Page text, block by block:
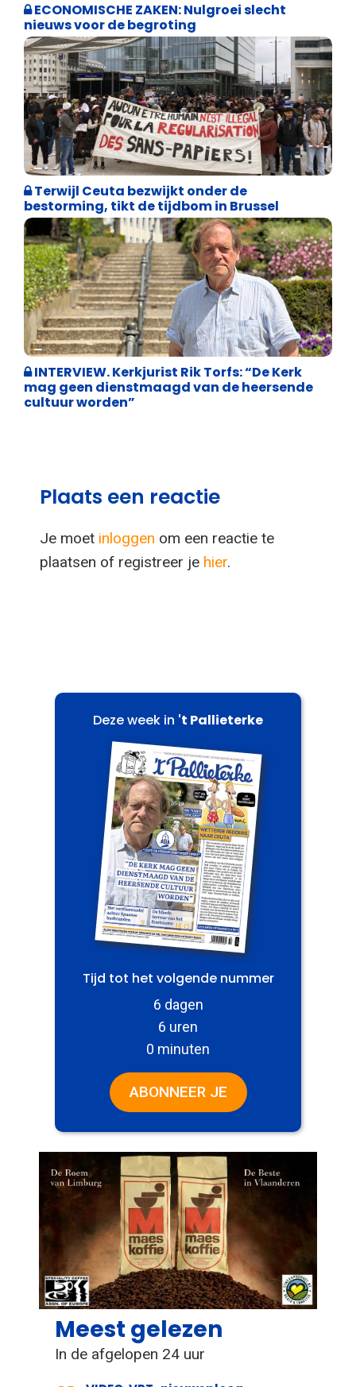
ECONOMISCHE ZAKEN: Nulgroei slecht
nieuws voor de begroting
Asiel en Migratie
Terwijl Ceuta bezwijkt onder de
bestorming, tikt de tijdbom in Brussel
Weekblad 't Pallieterke
INTERVIEW. Kerkjurist Rik Torfs: “De Kerk
mag geen dienstmaagd van de heersende
cultuur worden”
Plaats een reactie
Je moet inloggen om een reactie te
plaatsen of registreer je hier.
Deze week in 't Pallieterke
Tijd tot het volgende nummer
6 dagen
6 uren
0 minuten
ABONNEER JE
Meest gelezen
In de afgelopen 24 uur